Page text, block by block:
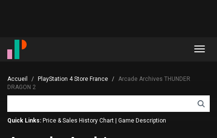
Accueil PlayStation 4 Store France
Arcade Archives THUNDER
DRAGON 2
Quick Links: Price & Sales History Chart Game Description